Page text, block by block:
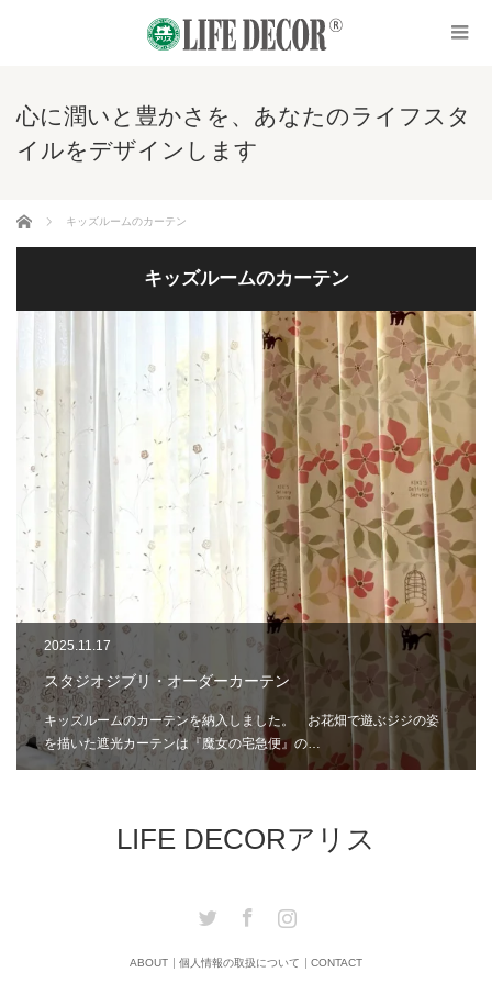
心に潤いと豊かさを、あなたのライフスタ
イルをデザインします
ホーム キッズルームのカーテン
キッズルームのカーテン
2025.11.17
スタジオジブリ・オーダーカーテン
キッズルームのカーテンを納入しました。 お花畑で遊ぶジジの姿
を描いた遮光カーテンは『魔女の宅急便』の…
LIFE DECORアリス
Twitter Facebook
ABOUT 個人情報の取扱について CONTACT